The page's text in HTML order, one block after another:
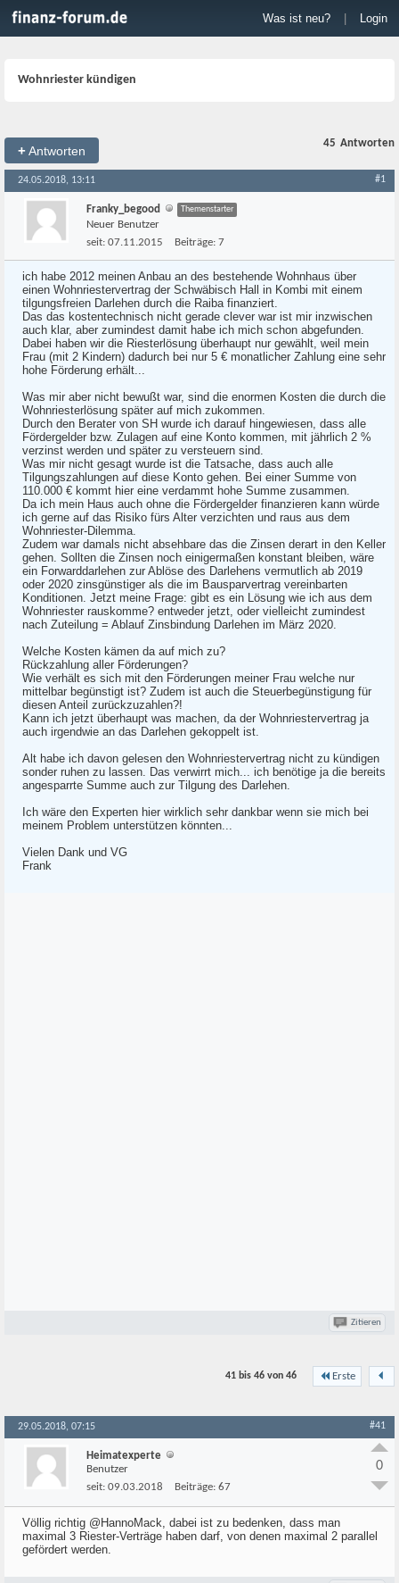
Was ist neu? Login
Wohnriester kündigen
+Antworten
45 Antworten
24.05.2018, 13:11 #1
Franky_begood Themenstarter
Neuer Benutzer
seit: 07.11.2015 Beiträge: 7
ich habe 2012 meinen Anbau an des bestehende Wohnhaus über
einen Wohnriestervertrag der Schwäbisch Hall in Kombi mit einem
tilgungsfreien Darlehen durch die Raiba finanziert.
Das das kostentechnisch nicht gerade clever war ist mir inzwischen
auch klar, aber zumindest damit habe ich mich schon abgefunden.
Dabei haben wir die Riesterlösung überhaupt nur gewählt, weil mein
Frau (mit 2 Kindern) dadurch bei nur 5 € monatlicher Zahlung eine sehr
hohe Förderung erhält...
Was mir aber nicht bewußt war, sind die enormen Kosten die durch die
Wohnriesterlösung später auf mich zukommen.
Durch den Berater von SH wurde ich darauf hingewiesen, dass alle
Fördergelder bzw. Zulagen auf eine Konto kommen, mit jährlich 2 %
verzinst werden und später zu versteuern sind.
Was mir nicht gesagt wurde ist die Tatsache, dass auch alle
Tilgungszahlungen auf diese Konto gehen. Bei einer Summe von
110.000 € kommt hier eine verdammt hohe Summe zusammen.
Da ich mein Haus auch ohne die Fördergelder finanzieren kann würde
ich gerne auf das Risiko fürs Alter verzichten und raus aus dem
Wohnriester-Dilemma.
Zudem war damals nicht absehbare das die Zinsen derart in den Keller
gehen. Sollten die Zinsen noch einigermaßen konstant bleiben, wäre
ein Forwarddarlehen zur Ablöse des Darlehens vermutlich ab 2019
oder 2020 zinsgünstiger als die im Bausparvertrag vereinbarten
Konditionen. Jetzt meine Frage: gibt es ein Lösung wie ich aus dem
Wohnriester rauskomme? entweder jetzt, oder vielleicht zumindest
nach Zuteilung = Ablauf Zinsbindung Darlehen im März 2020.
Welche Kosten kämen da auf mich zu?
Rückzahlung aller Förderungen?
Wie verhält es sich mit den Förderungen meiner Frau welche nur
mittelbar begünstigt ist? Zudem ist auch die Steuerbegünstigung für
diesen Anteil zurückzuzahlen?!
Kann ich jetzt überhaupt was machen, da der Wohnriestervertrag ja
auch irgendwie an das Darlehen gekoppelt ist.
Alt habe ich davon gelesen den Wohnriestervertrag nicht zu kündigen
sonder ruhen zu lassen. Das verwirrt mich... ich benötige ja die bereits
angesparrte Summe auch zur Tilgung des Darlehen.
Ich wäre den Experten hier wirklich sehr dankbar wenn sie mich bei
meinem Problem unterstützen könnten...
Vielen Dank und VG
Frank
Zitieren
Erste
41 bis 46 von 46
29.05.2018, 07:15 #41
Heimatexperte
Benutzer
seit: 09.03.2018 Beiträge: 67
0
Völlig richtig @HannoMack, dabei ist zu bedenken, dass man
maximal 3 Riester-Verträge haben darf, von denen maximal 2 parallel
gefördert werden.